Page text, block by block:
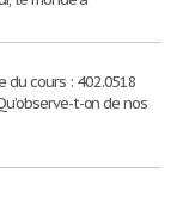
du cours : 402.0518
t-on de nos